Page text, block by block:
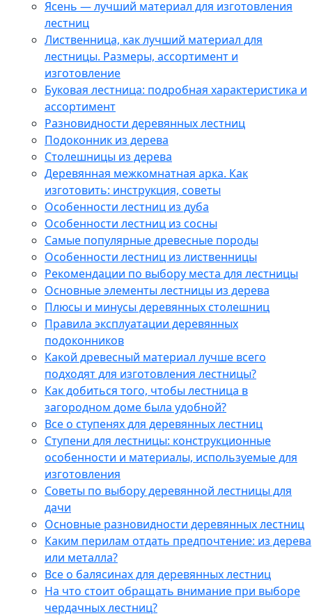
Ясень — лучший материал для изготовления
лестниц
Лиственница, как лучший материал для
лестницы. Размеры, ассортимент и
изготовление
Буковая лестница: подробная характеристика и
ассортимент
Разновидности деревянных лестниц
Подоконник из дерева
Столешницы из дерева
Деревянная межкомнатная арка. Как
изготовить: инструкция, советы
Особенности лестниц из дуба
Особенности лестниц из сосны
Самые популярные древесные породы
Особенности лестниц из лиственницы
Рекомендации по выбору места для лестницы
Основные элементы лестницы из дерева
Плюсы и минусы деревянных столешниц
Правила эксплуатации деревянных
подоконников
Какой древесный материал лучше всего
подходят для изготовления лестницы?
Как добиться того, чтобы лестница в
загородном доме была удобной?
Все о ступенях для деревянных лестниц
Ступени для лестницы: конструкционные
особенности и материалы, используемые для
изготовления
Советы по выбору деревянной лестницы для
дачи
Основные разновидности деревянных лестниц
Каким перилам отдать предпочтение: из дерева
или металла?
Все о балясинах для деревянных лестниц
На что стоит обращать внимание при выборе
чердачных лестниц?